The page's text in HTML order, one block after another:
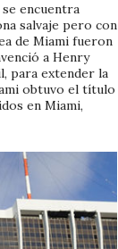
encuentra
salvaje pero con
de Miami fueron
a Henry
para extender la
obtuvo el título
en Miami,